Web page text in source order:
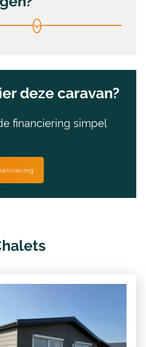
deze caravan?
financiering simpel